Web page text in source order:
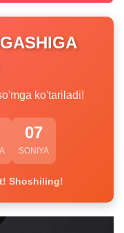
ko'tariladi!
07
SONIYA
Shoshiling!